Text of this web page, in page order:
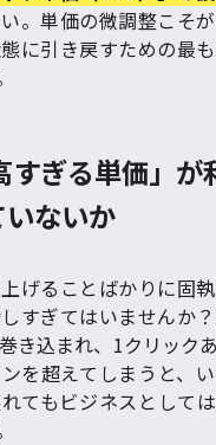
。単価の微調整こそ
に引き戻すための最
すぎる単価」が
ないか
げることばかりに固
すぎてはいませんか
き込まれ、1クリック
を超えてしまうと、
てもビジネスとして